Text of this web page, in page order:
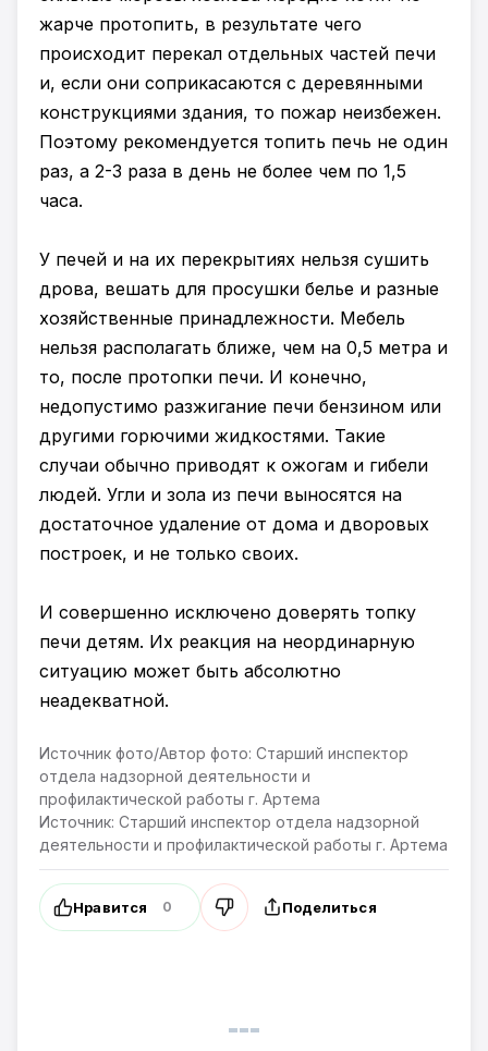
жарче протопить, в результате чего
происходит перекал отдельных частей печи
и, если они соприкасаются с деревянными
конструкциями здания, то пожар неизбежен.
Поэтому рекомендуется топить печь не один
раз, а 2-3 раза в день не более чем по 1,5
часа.
У печей и на их перекрытиях нельзя сушить
дрова, вешать для просушки белье и разные
хозяйственные принадлежности. Мебель
нельзя располагать ближе, чем на 0,5 метра и
то, после протопки печи. И конечно,
недопустимо разжигание печи бензином или
другими горючими жидкостями. Такие
случаи обычно приводят к ожогам и гибели
людей. Угли и зола из печи выносятся на
достаточное удаление от дома и дворовых
построек, и не только своих.
И совершенно исключено доверять топку
печи детям. Их реакция на неординарную
ситуацию может быть абсолютно
неадекватной.
Источник фото/Автор фото: Старший инспектор
отдела надзорной деятельности и
профилактической работы г. Артема
Источник: Старший инспектор отдела надзорной
деятельности и профилактической работы г. Артема
Нравится 0 Поделиться